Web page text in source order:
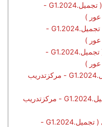
سناء مراد محمد سليمان ( تجميل.G1.2024 -
)
شهد احمد محمد موسى ( تجميل.G1.2024 -
)
فاطمة عامر علي معالي ( تجميل.G1.2024 -
)
نور مهند رباح عمر ( تجميل.G1.2024 - مركزتدريب
يارا ذاكر جمعة ناصر ( تجميل.G1.2024 - مركزتدريب
ابرار خالد فهمي المرداوي ( تجميل.G1.2024 -